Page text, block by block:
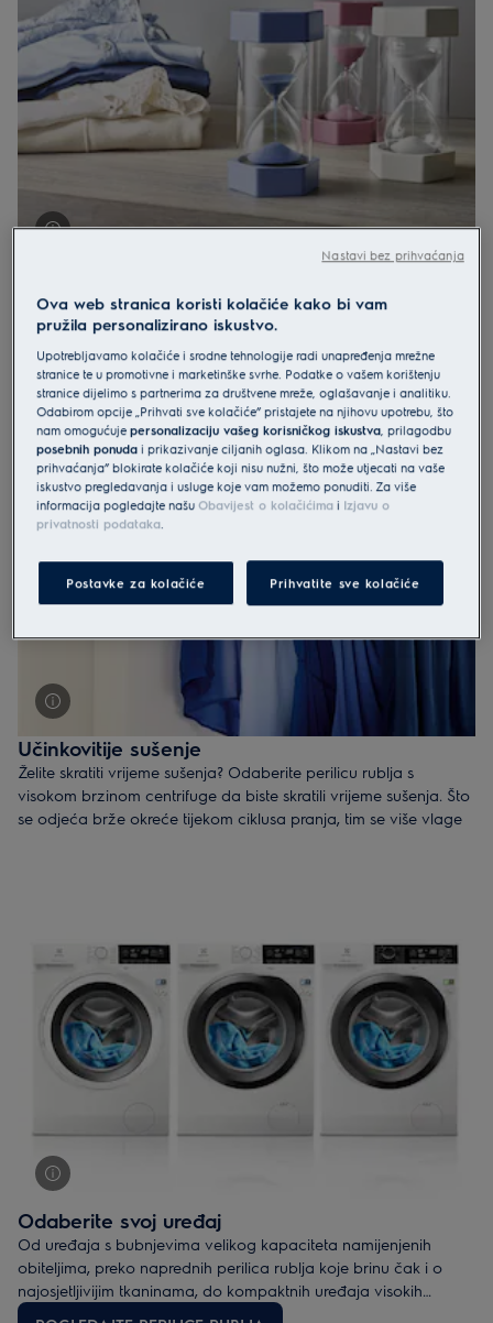
Više od 6 puta tjedno
– ograničite učestalost pranja odabirom
uređaja velikog kapaciteta (8+ kg).
Jeste li jutarnji tip ili noćna ptica? Odaberite uređaj s funkcijom
odgode početka da bi ciklus pranja završio u za vas
najzgodnijem trenutku, npr. kasno navečer ili rano ujutro, kada
možete iskoristiti jeftinu struju.
Učinkovitije sušenje
Želite skratiti vrijeme sušenja? Odaberite perilicu rublja s
visokom brzinom centrifuge da biste skratili vrijeme sušenja. Što
se odjeća brže okreće tijekom ciklusa pranja, tim se više vlage
odabrati Electrolux perilicu rublja iz PerfectCare linije, koja štite
svako vlakno tkanine zahvaljujući aktivaciji deterdženta i
omekšivača prije dodira s rubljem. Iznimno ravnomjerna
raspodjela omogućuje da sredstva za čišćenje dođu do svakog
vlakna, čak i na niskim temperaturama. Odjeća je čista, a
tkanine dulje izgledaju kao nove i jako su mekane. Isto tako,
perilice rublja iz PerfectCare linije opremljene su sustavom
učinkovitost deterdženata. Zahvaljujući nježnom i
prilagođenom pranju boje vaše odjeće dugo će izgledati
jednako atraktivno kao i kada ste ih kupili.
Odaberite svoj uređaj
Od uređaja s bubnjevima velikog kapaciteta namijenjenih
obiteljima, preko naprednih perilica rublja koje brinu čak i o
najosjetljivijim tkaninama, do kompaktnih uređaja visokih
performansi koji omogućavaju uštedu prostora – zasigurno ćete
Ova web stranica koristi kolačiće kako bi vam
pružila personalizirano iskustvo.
Upotrebljavamo kolačiće i srodne tehnologije radi unapređenja mrežne
stranice te u promotivne i marketinške svrhe. Podatke o vašem korištenju
stranice dijelimo s partnerima za društvene mreže, oglašavanje i analitiku.
Odabirom opcije „Prihvati sve kolačiće” pristajete na njihovu upotrebu, što
nam omogućujepersonalizaciju vašeg korisničkog iskustva, prilagodbu
posebnih ponuda i prikazivanje ciljanih oglasa. Klikom na „Nastavi bez
prihvaćanja” blokirate kolačiće koji nisu nužni, što može utjecati na vaše
iskustvo pregledavanja i usluge koje vam možemo ponuditi. Za više
informacija pogledajte našuObavijest o kolačićima i Izjavu o
privatnosti podataka.
Postavke za kolačiće Prihvatite sve kolačiće
Nastavi bez prihvaćanja